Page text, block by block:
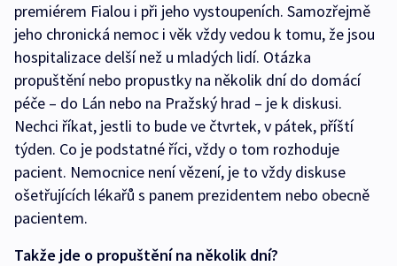
premiérem Fialou i při jeho vystoupeních. Samozřejmě
jeho chronická nemoc i věk vždy vedou k tomu, že jsou
hospitalizace delší než u mladých lidí. Otázka
propuštění nebo propustky na několik dní do domácí
péče – do Lán nebo na Pražský hrad – je k diskusi.
Nechci říkat, jestli to bude ve čtvrtek, v pátek, příští
týden. Co je podstatné říci, vždy o tom rozhoduje
pacient. Nemocnice není vězení, je to vždy diskuse
ošetřujících lékařů s panem prezidentem nebo obecně
pacientem.
Takže jde o propuštění na několik dní?